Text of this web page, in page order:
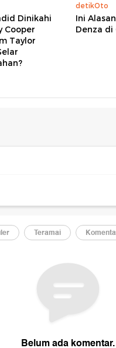
Dinikahi
Cooper
Taylor
detikOto
Ini
Denza di